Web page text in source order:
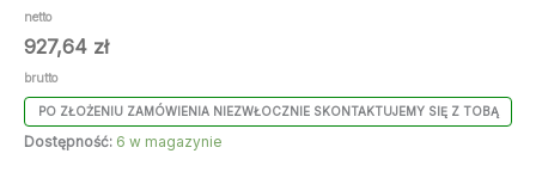
netto
927,64 zł
brutto
PO ZŁOŻENIU ZAMÓWIENIA NIEZWŁOCZNIE SKONTAKTUJEMY SIĘ Z TOBĄ
Dostępność: 6 w magazynie